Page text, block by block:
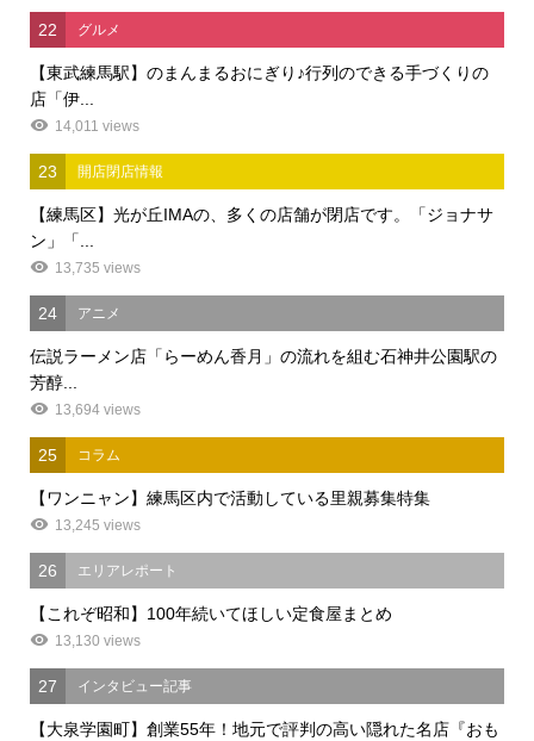
22 グルメ
【東武練馬駅】のまんまるおにぎり♪行列のできる手づくりの
店「伊...
14,011 views
23 開店閉店情報
【練馬区】光が丘IMAの、多くの店舗が閉店です。「ジョナサ
ン」「...
13,735 views
24 アニメ
伝説ラーメン店「らーめん香月」の流れを組む石神井公園駅の
芳醇...
13,694 views
25 コラム
【ワンニャン】練馬区内で活動している里親募集特集
13,245 views
26 エリアレポート
【これぞ昭和】100年続いてほしい定食屋まとめ
13,130 views
27 インタビュー記事
【大泉学園町】創業55年！地元で評判の高い隠れた名店『おも